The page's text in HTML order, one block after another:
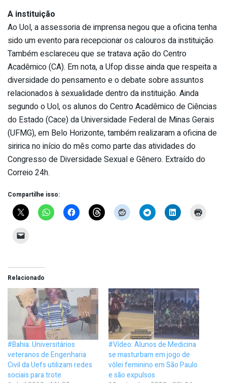
A instituição
Ao Uol, a assessoria de imprensa negou que a oficina tenha
sido um evento para recepcionar os calouros da instituição.
Também esclareceu que se tratava ação do Centro
Acadêmico (CA). Em nota, a Ufop disse ainda que respeita a
diversidade do pensamento e o debate sobre assuntos
relacionados à sexualidade dentro da instituição. Ainda
segundo o Uol, os alunos do Centro Acadêmico de Ciências
do Estado (Cace) da Universidade Federal de Minas Gerais
(UFMG), em Belo Horizonte, também realizaram a oficina de
siririca no início do mês como parte das atividades do
Congresso de Diversidade Sexual e Gênero. Extraído do
Correio 24h.
Compartilhe isso:
Relacionado
#Bahia: Universitários
veteranos de Engenharia
Civil da Uefs utilizam redes
sociais para trote
#Vídeo: Alunos de Medicina
se masturbam em jogo de
vôlei feminino em São Paulo
e são expulsos